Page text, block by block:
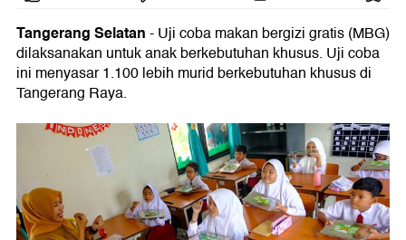
Tangerang Selatan- Uji coba makan bergizi gratis (MBG)
dilaksanakan untuk anak berkebutuhan khusus. Uji coba
ini menyasar 1.100 lebih murid berkebutuhan khusus di
Tangerang Raya.